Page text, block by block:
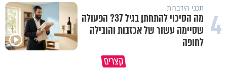
4 תכני הידברות
מה הסיכוי להתחתן בגיל 37? הפעולה
שסיימה עשור של אכזבות והובילה
לחופה
קצרים
יש סיבה למה הקושי הזה הגיע אליך
האם אפשר להשוות את הצבא